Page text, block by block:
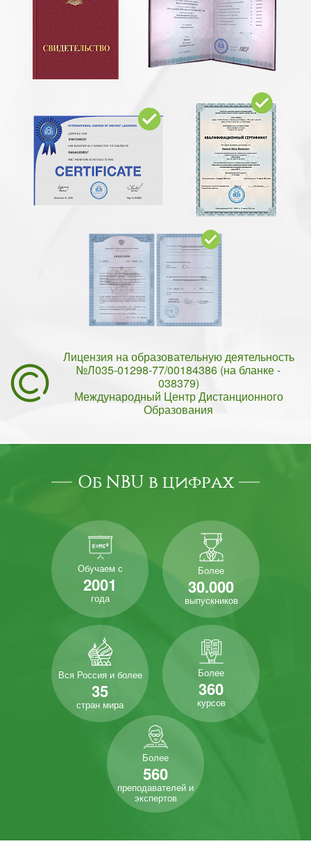
Лицензия на образовательную деятельность
№Л035-01298-77/00184386 (на бланке -
038379)
Международный Центр Дистанционного
Образования
Об NBU в цифрах
Обучаем с
2001
года
Более
30.000
выпускников
Вся Россия и более
35
стран мира
Более
360
курсов
Более
560
преподавателей и
экспертов